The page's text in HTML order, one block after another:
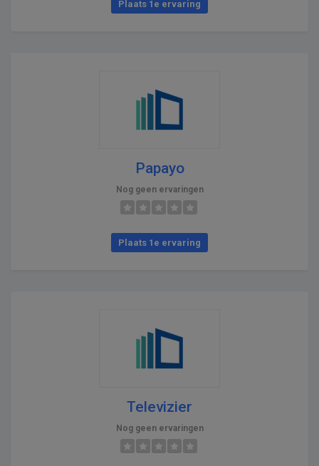
Plaats 1e ervaring
Papayo
Nog geen ervaringen
Plaats 1e ervaring
Televizier
Nog geen ervaringen